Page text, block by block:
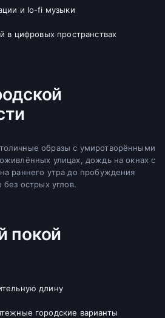
и lo-fi музыки
в цифровых пространствах
образы с умиротворёнными
улицах, дождь на окнах с
раннего утра до пробуждения
острых углов.
покой
длину
городские варианты